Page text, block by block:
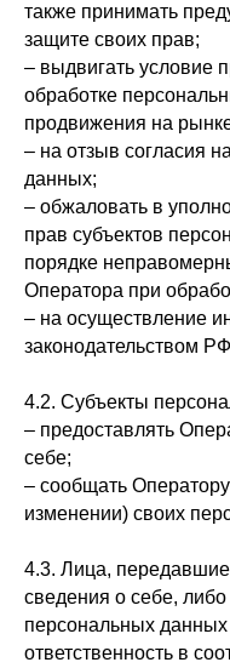
также принимать
защите своих прав;
– выдвигать условие
обработке
продвижения на
– на отзыв согласия
данных;
– обжаловать в
прав субъектов
порядке
Оператора при
– на осуществление
законодательством
4.2. Субъекты
– предоставлять
себе;
– сообщать
изменении) своих
4.3. Лица,
сведения о себе,
персональных данных
ответственность в